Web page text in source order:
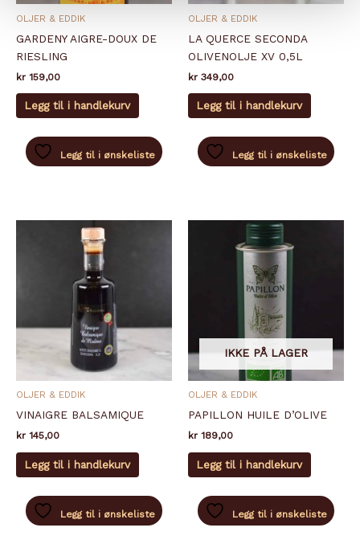
OLJER & EDDIK
GARDENY AIGRE-DOUX DE
RIESLING
kr 159,00
Legg til i handlekurv
Legg til i ønskeliste
OLJER & EDDIK
LA QUERCE SECONDA
OLIVENOLJE XV 0,5L
kr 349,00
Legg til i handlekurv
Legg til i ønskeliste
OLJER & EDDIK
VINAIGRE BALSAMIQUE
kr 145,00
Legg til i handlekurv
Legg til i ønskeliste
IKKE PÅ LAGER
OLJER & EDDIK
PAPILLON HUILE D’OLIVE
kr 189,00
Legg til i handlekurv
Legg til i ønskeliste